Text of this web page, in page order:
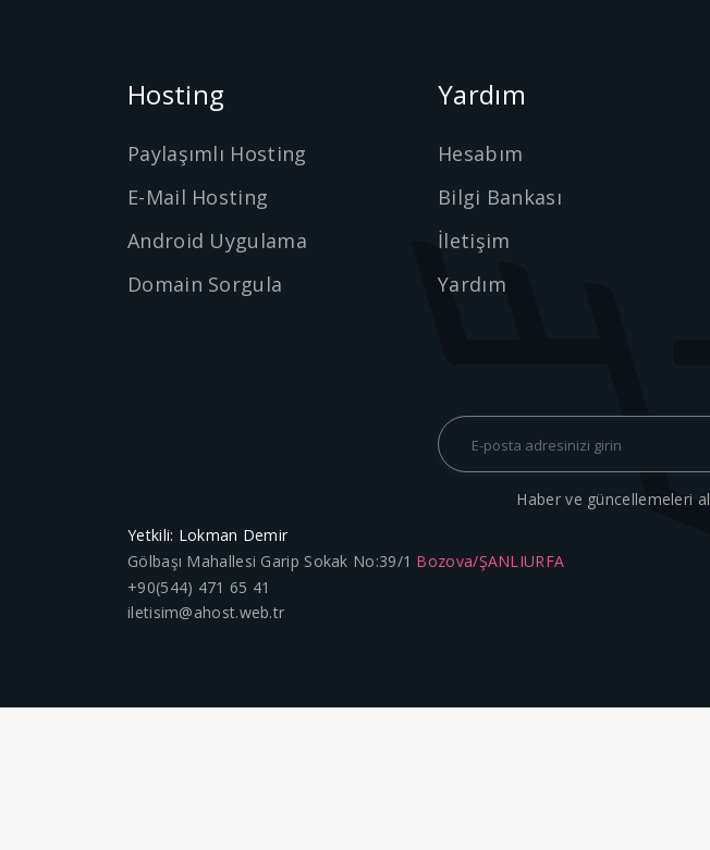
Hosting
Paylaşımlı Hosting
E-Mail Hosting
Android Uygulama
Domain Sorgula
Yardım
Hesabım
Bilgi Bankası
İletişim
Yardım
Haber ve güncellemeleri
Yetkili: Lokman Demir
Gölbaşı Mahallesi Garip Sokak No:39/1 Bozova/ŞANLIURFA
+90(544) 471 65 41
iletisim@ahost.web.tr